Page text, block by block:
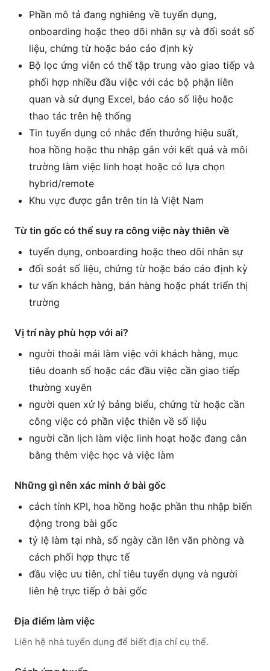
Phần mô tả đang nghiêng về tuyển dụng,
onboarding hoặc theo dõi nhân sự và đối soát số
liệu, chứng từ hoặc báo cáo định kỳ
Bộ lọc ứng viên có thể tập trung vào giao tiếp và
phối hợp nhiều đầu việc với các bộ phận liên
quan và sử dụng Excel, báo cáo số liệu hoặc
thao tác trên hệ thống
Tin tuyển dụng có nhắc đến thưởng hiệu suất,
hoa hồng hoặc thu nhập gắn với kết quả và môi
trường làm việc linh hoạt hoặc có lựa chọn
hybrid/remote
Khu vực được gắn trên tin là Việt Nam
Từ tin gốc có thể suy ra công việc này thiên về
tuyển dụng, onboarding hoặc theo dõi nhân sự
đối soát số liệu, chứng từ hoặc báo cáo định kỳ
tư vấn khách hàng, bán hàng hoặc phát triển thị
trường
Vị trí này phù hợp với ai?
người thoải mái làm việc với khách hàng, mục
tiêu doanh số hoặc các đầu việc cần giao tiếp
thường xuyên
người quen xử lý bảng biểu, chứng từ hoặc cần
công việc có phần việc thiên về số liệu
người cần lịch làm việc linh hoạt hoặc đang cân
bằng thêm việc học và việc làm
Những gì nên xác minh ở bài gốc
cách tính KPI, hoa hồng hoặc phần thu nhập biến
động trong bài gốc
tỷ lệ làm tại nhà, số ngày cần lên văn phòng và
cách phối hợp thực tế
đầu việc ưu tiên, chỉ tiêu tuyển dụng và người
liên hệ trực tiếp ở bài gốc
Địa điểm làm việc
Liên hệ nhà tuyển dụng để biết địa chỉ cụ thể.